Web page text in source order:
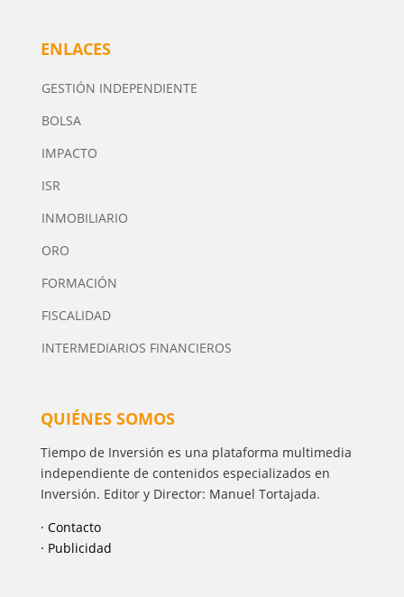
ENLACES
GESTIÓN INDEPENDIENTE
BOLSA
IMPACTO
ISR
INMOBILIARIO
ORO
FORMACIÓN
FISCALIDAD
INTERMEDIARIOS FINANCIEROS
QUIÉNES SOMOS
Tiempo de Inversión es una plataforma multimedia
independiente de contenidos especializados en
Inversión. Editor y Director: Manuel Tortajada.
· Contacto
· Publicidad